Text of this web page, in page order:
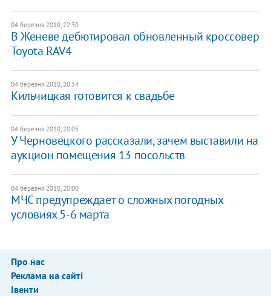
04 березня 2010, 22:30
В Женеве дебютировал обновленный кроссовер
Toyota RAV4
04 березня 2010, 20:34
Кильчицкая готовится к свадьбе
04 березня 2010, 20:05
У Черновецкого рассказали, зачем выставили на
аукцион помещения 13 посольств
04 березня 2010, 20:00
МЧС предупреждает о сложных погодных
условиях 5-6 марта
Про нас
Реклама на сайті
Івенти